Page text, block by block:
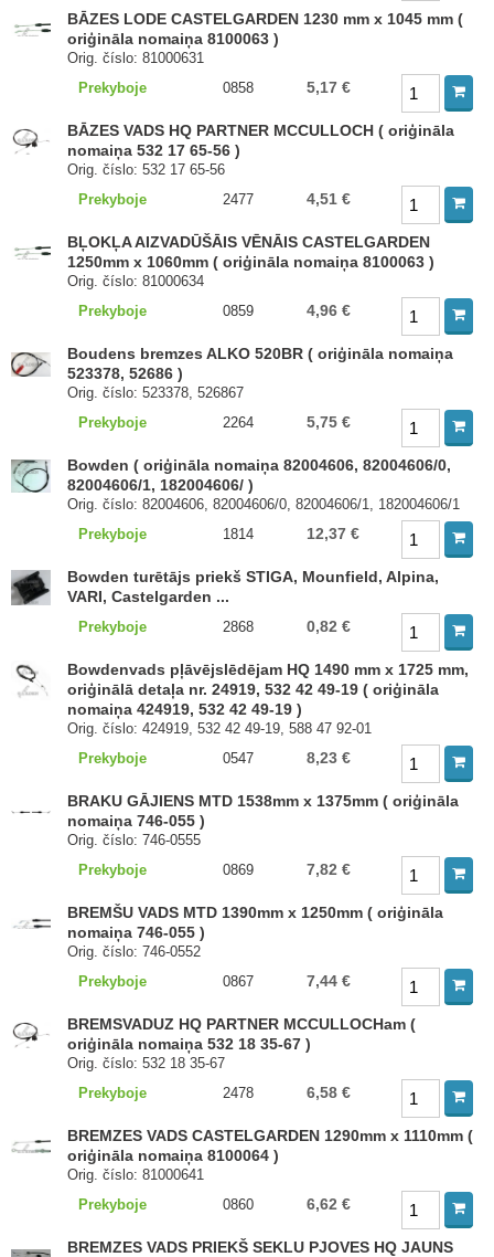
BĀZES LODE CASTELGARDEN 1230 mm x 1045 mm (
oriģināla nomaiņa 8100063 )
Orig. číslo: 81000631
Prekyboje
0858 5,17 €
BĀZES VADS HQ PARTNER MCCULLOCH ( oriģināla
nomaiņa 532 17 65-56 )
Orig. číslo: 532 17 65-56
Prekyboje
2477 4,51 €
BĻOKĻA AIZVADŪŠĀIS VĒNĀIS CASTELGARDEN
1250mm x 1060mm ( oriģināla nomaiņa 8100063 )
Orig. číslo: 81000634
Prekyboje
0859 4,96 €
Boudens bremzes ALKO 520BR ( oriģināla nomaiņa
523378, 52686 )
Orig. číslo: 523378, 526867
Prekyboje
2264 5,75 €
Bowden ( oriģināla nomaiņa 82004606, 82004606/0,
82004606/1, 182004606/ )
Orig. číslo: 82004606, 82004606/0, 82004606/1, 182004606/1
Prekyboje
1814 12,37 €
Bowden turētājs priekš STIGA, Mounfield, Alpina,
VARI, Castelgarden ...
Prekyboje 2868 0,82 €
Bowdenvads pļāvējslēdējam HQ 1490 mm x 1725 mm,
oriģinālā detaļa nr. 24919, 532 42 49-19 ( oriģināla
nomaiņa 424919, 532 42 49-19 )
Orig. číslo: 424919, 532 42 49-19, 588 47 92-01
Prekyboje
0547 8,23 €
BRAKU GĀJIENS MTD 1538mm x 1375mm ( oriģināla
nomaiņa 746-055 )
Orig. číslo: 746-0555
Prekyboje
0869 7,82 €
BREMŠU VADS MTD 1390mm x 1250mm ( oriģināla
nomaiņa 746-055 )
Orig. číslo: 746-0552
Prekyboje
0867 7,44 €
BREMSVADUZ HQ PARTNER MCCULLOCHam (
oriģināla nomaiņa 532 18 35-67 )
Orig. číslo: 532 18 35-67
Prekyboje
2478 6,58 €
BREMZES VADS CASTELGARDEN 1290mm x 1110mm (
oriģināla nomaiņa 8100064 )
Orig. číslo: 81000641
Prekyboje
0860 6,62 €
BREMZES VADS PRIEKŠ SEKLU PJOVES HQ JAUNS